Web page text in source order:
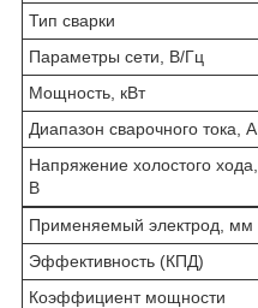
Тип сварки
Параметры сети, В/Гц
Мощность, кВт
Диапазон сварочного тока, А
Напряжение холостого хода,
В
Применяемый электрод, мм
Эффективность (КПД)
Коэффициент мощности